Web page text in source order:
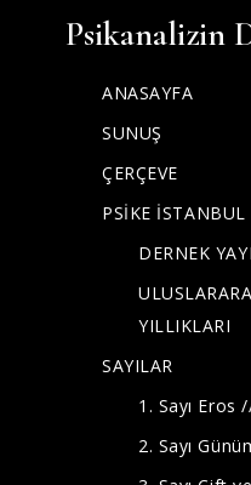
Psikanalizin
ANASAYFA
SUNUŞ
ÇERÇEVE
PSİKE
DERNEK
YILLIKLARI
SAYILAR
1. Sayı Eros
2. Sayı